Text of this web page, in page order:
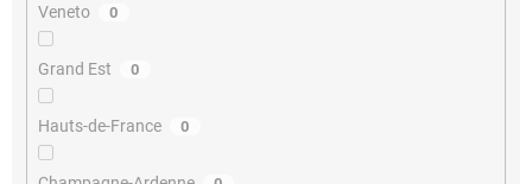
Veneto 0
Grand Est 0
Hauts-de-France 0